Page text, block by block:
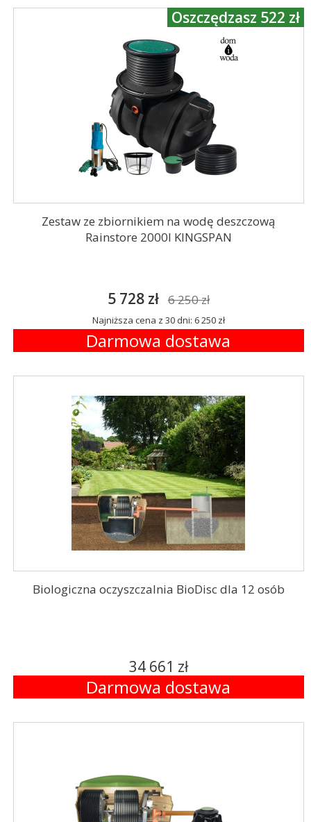
Zestaw ze zbiornikiem na wodę deszczową
Rainstore 2000l KINGSPAN
5 728 zł 6 250 zł
Najniższa cena z 30 dni: 6 250 zł
Darmowa dostawa
Oszczędzasz 522 zł
Biologiczna oczyszczalnia BioDisc dla 12 osób
34 661 zł
Darmowa dostawa